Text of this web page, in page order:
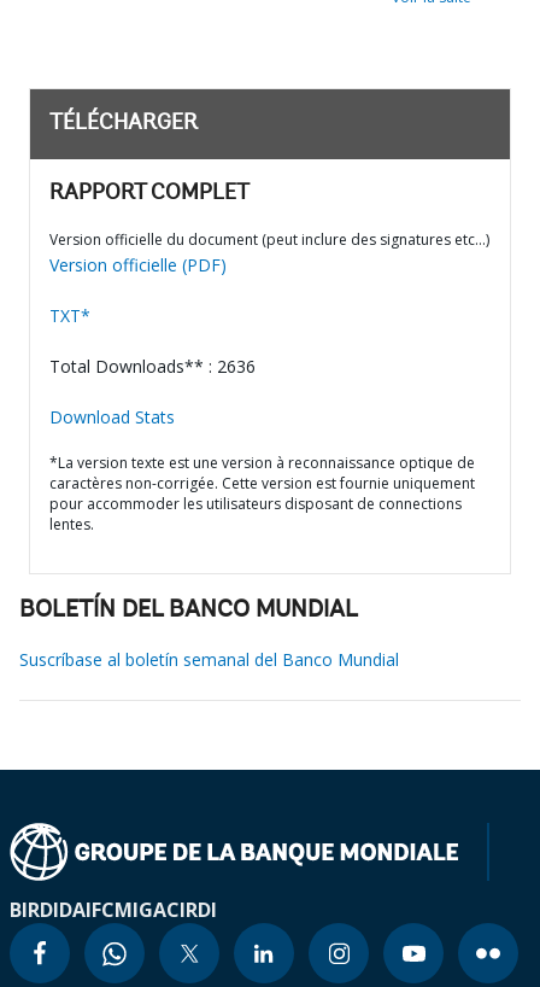
TÉLÉCHARGER
RAPPORT COMPLET
Version officielle du document (peut inclure des signatures etc…)
Version officielle (PDF)
TXT*
Total Downloads** : 2636
Download Stats
*La version texte est une version à reconnaissance optique de
caractères non-corrigée. Cette version est fournie uniquement
pour accommoder les utilisateurs disposant de connections
lentes.
BOLETÍN DEL BANCO MUNDIAL
Suscríbase al boletín semanal del Banco Mundial
BIRDIDAIFCMIGACIRDI